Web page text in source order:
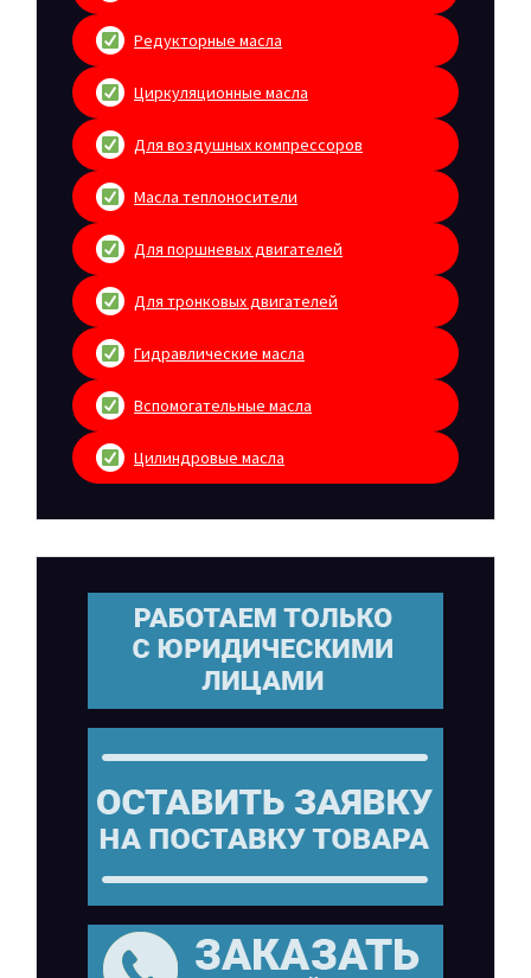
Редукторные масла
Циркуляционные масла
Для воздушных компрессоров
Масла теплоносители
Для поршневых двигателей
Для тронковых двигателей
Гидравлические масла
Вспомогательные масла
Цилиндровые масла